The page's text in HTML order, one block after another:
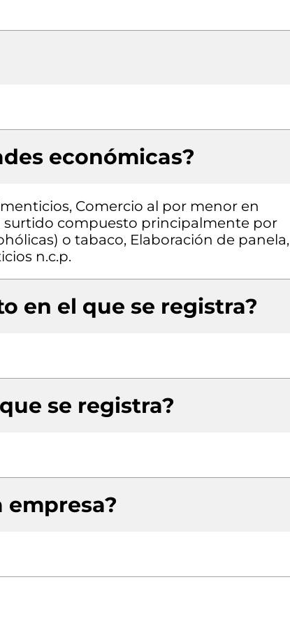
económicas?
Comercio al por menor en
surtido compuesto principalmente por
o tabaco, Elaboración de panela,
n.c.p.
en el que se registra?
se registra?
empresa?